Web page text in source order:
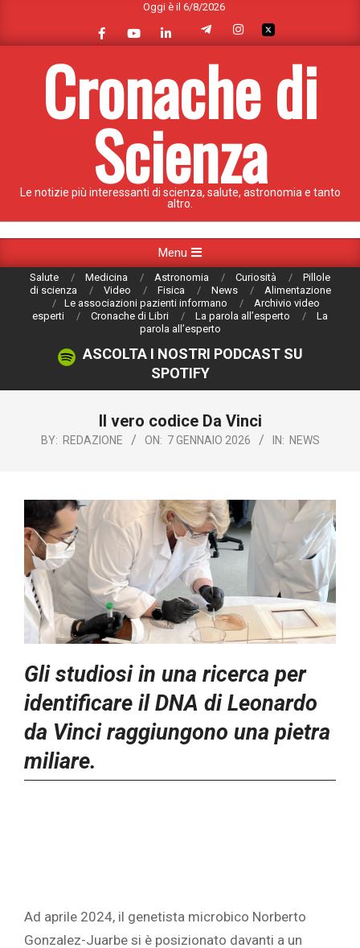
content
Oggi è il 6/8/2026
Cronache di
Scienza
Le notizie più interessanti di scienza, salute, astronomia e tanto
altro.
Navigation
Menu
Salute Medicina Astronomia Curiosità
Pillole
di scienza
Video Fisica News
Alimentazione
Le associazioni pazienti informano
Archivio video
esperti
Cronache di Libri La parola all’esperto
La
parola all’esperto
ASCOLTA I NOSTRI PODCAST SU
SPOTIFY
Il vero codice Da Vinci
BY: REDAZIONE ON: 7 GENNAIO 2026 IN: NEWS
Gli studiosi in una ricerca per
identificare il DNA di Leonardo
da Vinci raggiungono una pietra
miliare.
Ad aprile 2024, il genetista microbico Norberto
Gonzalez-Juarbe si è posizionato davanti a un